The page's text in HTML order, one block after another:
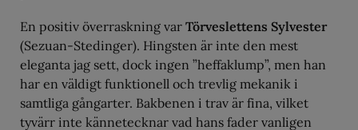
En positiv överraskning var Törveslettens Sylvester
(Sezuan-Stedinger). Hingsten är inte den mest
eleganta jag sett, dock ingen ”heffaklump”, men han
har en väldigt funktionell och trevlig mekanik i
samtliga gångarter. Bakbenen i trav är fina, vilket
tyvärr inte kännetecknar vad hans fader vanligen